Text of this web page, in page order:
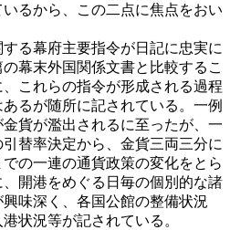
るから、この二点に焦点をおい
る幕府主要指令が日記に忠実に
幕末外国関係文書と比較するこ
これらの指令が形成される過程
るが随所に記されている。一例
貨が濫出されるに至ったが、一
替率決定から、金貨三両三分に
の一連の通貨政策の変化をとら
開港をめぐる日毎の個別的な諸
味深く、各国公館の整備状況
状況等が記されている。